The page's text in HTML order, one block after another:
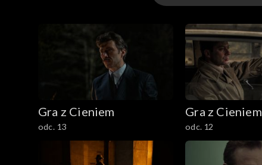
Odcinki
Gra z Cieniem
odc. 13
Gra z Cieniem
odc. 12